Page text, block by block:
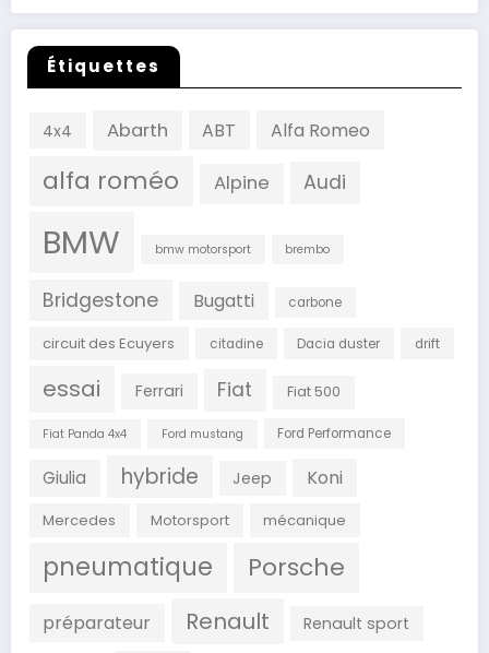
Étiquettes
4x4 Abarth ABT Alfa Romeo
alfa roméo Alpine Audi
BMW bmw motorsport brembo
Bridgestone Bugatti carbone
circuit des Ecuyers citadine Dacia duster drift
essai Ferrari Fiat Fiat 500
Fiat Panda 4x4 Ford mustang Ford Performance
Giulia hybride Jeep Koni
Mercedes Motorsport mécanique
pneumatique Porsche
préparateur Renault Renault sport